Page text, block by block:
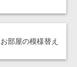
部屋の模様替え